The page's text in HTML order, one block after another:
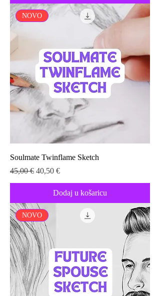
NOVO
Soulmate Twinflame Sketch
Redovna cijena
45,00 € Cijena s popustom
40,50 €
Dodaj u košaricu
NOVO